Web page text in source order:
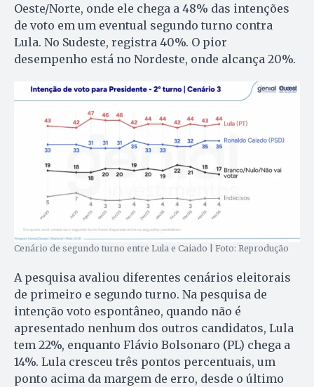
Oeste/Norte, onde ele chega a 48% das intenções
de voto em um eventual segundo turno contra
Lula. No Sudeste, registra 40%. O pior
desempenho está no Nordeste, onde alcança 20%.
Cenário de segundo turno entre Lula e Caiado | Foto: Reprodução
A pesquisa avaliou diferentes cenários eleitorais
de primeiro e segundo turno. Na pesquisa de
intenção voto espontâneo, quando não é
apresentado nenhum dos outros candidatos, Lula
tem 22%, enquanto Flávio Bolsonaro (PL) chega a
14%. Lula cresceu três pontos percentuais, um
ponto acima da margem de erro, desde o último